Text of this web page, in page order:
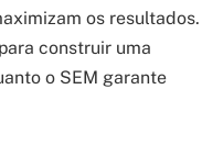
os resultados.
construir uma
o SEM garante